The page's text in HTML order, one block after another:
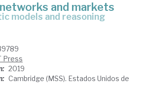
and markets
models and reasoning
Press
2019
Cambridge (MSS). Estados Unidos de